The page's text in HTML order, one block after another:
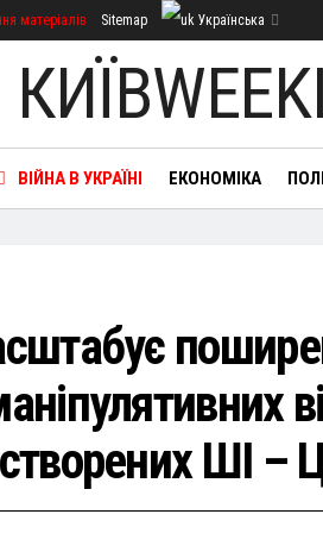
матеріалів Sitemap Українська
ВІЙНА В УКРАЇНІ ЕКОНОМІКА
ШІ –